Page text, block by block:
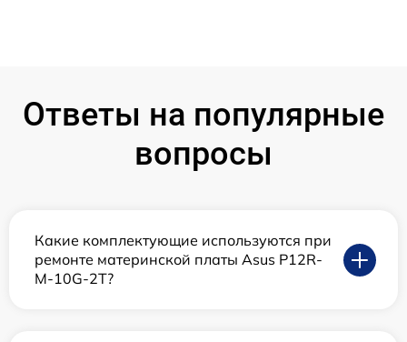
Ответы на популярные
вопросы
Какие комплектующие используются при
ремонте материнской платы Asus P12R-
M-10G-2T?